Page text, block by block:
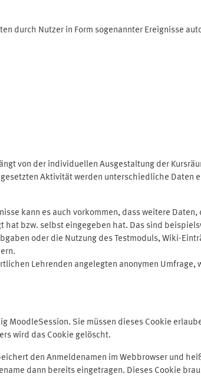
durch Nutzer in Form sogenannter Ereignisse
von der individuellen Ausgestaltung der
Aktivität werden unterschiedliche Daten
kann es auch vorkommen, dass weitere
bzw. selbst eingegeben hat. Das sind
oder die Nutzung des Testmoduls, Wiki-
Lehrenden angelegten anonymen
MoodleSession. Sie müssen dieses Cookie
wird das Cookie gelöscht.
den Anmeldenamen im Webbrowser und
dann bereits eingetragen. Dieses Cookie